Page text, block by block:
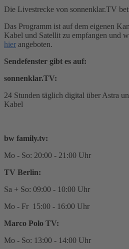
Die Livestrecke von sonnenklar.TV
Das Programm ist auf dem eigenen
Kabel und Satellit zu empfangen und
hier angeboten.
Sendefenster gibt es auf:
sonnenklar.TV:
24 Stunden täglich digital über Astra
Kabel
bw family.tv:
Mo - So: 20:00 - 21:00 Uhr
TV Berlin:
Sa + So: 09:00 - 10:00 Uhr
Mo - Fr 15:00 - 16:00 Uhr
Marco Polo TV:
Mo - So: 13:00 - 14:00 Uhr